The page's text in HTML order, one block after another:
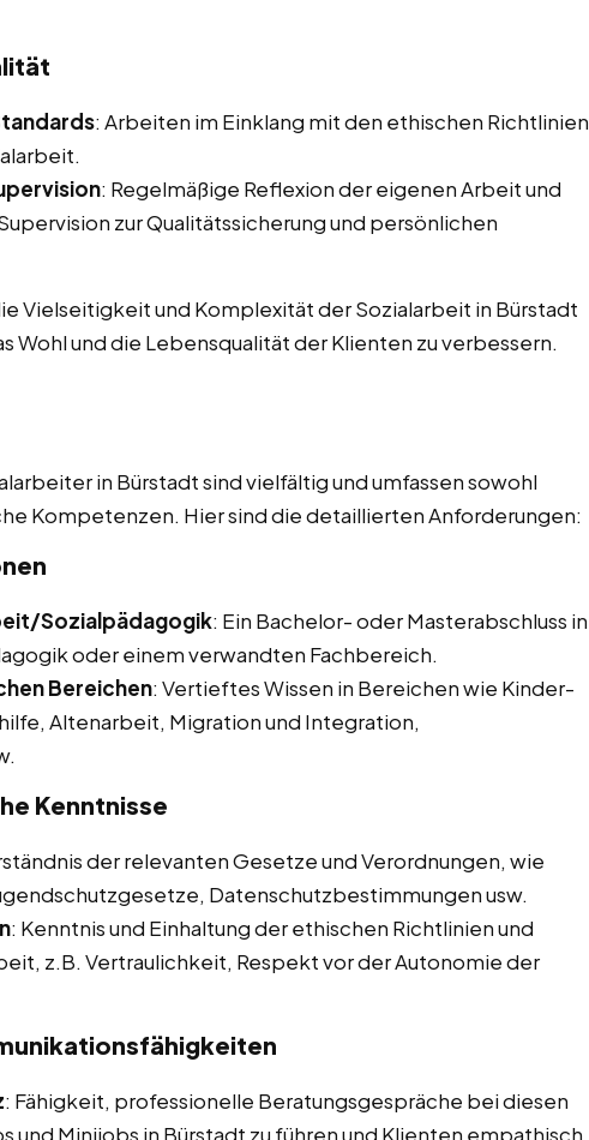
: Arbeiten im Einklang mit den ethischen Richtlinien
: Regelmäßige Reflexion der eigenen Arbeit und
zur Qualitätssicherung und persönlichen
Vielseitigkeit und Komplexität der Sozialarbeit in Bürstadt
Wohl und die Lebensqualität der Klienten zu verbessern.
in Bürstadt sind vielfältig und umfassen sowohl
Kompetenzen. Hier sind die detaillierten Anforderungen:
Sozialpädagogik: Ein Bachelor- oder Masterabschluss in
oder einem verwandten Fachbereich.
Bereichen: Vertieftes Wissen in Bereichen wie Kinder-
Altenarbeit, Migration und Integration,
Kenntnisse
der relevanten Gesetze und Verordnungen, wie
Datenschutzbestimmungen usw.
: Kenntnis und Einhaltung der ethischen Richtlinien und
z.B. Vertraulichkeit, Respekt vor der Autonomie der
: Fähigkeit, professionelle Beratungsgespräche bei diesen
und Minijobs in Bürstadt zu führen und Klienten empathisch